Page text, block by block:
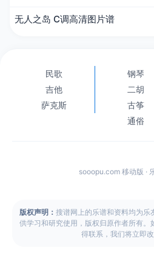
无人之岛 C调高清图片谱
民歌 钢琴
吉他
二胡
萨克斯
古筝
通俗
sooopu.com 移动版 ·
版权声明： 搜谱网上的乐谱和资料均为乐
供学习和研究使用，版权归原作者所有。
得联系，我们将立即改